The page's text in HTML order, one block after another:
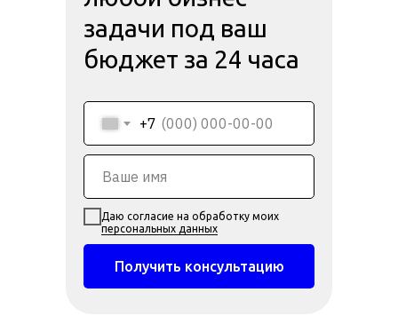
задачи под ваш
бюджет за 24 часа
+7
Даю согласие на обработку моих
персональных данных
Получить консультацию